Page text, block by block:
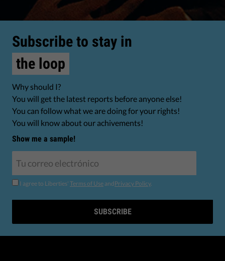
Subscribe to stay in
the loop
Why should I?
You will get the latest reports before anyone else!
You can follow what we are doing for your rights!
You will know about our achivements!
Show me a sample!
I agree to Liberties' Terms of Use andPrivacy Policy.
SUBSCRIBE